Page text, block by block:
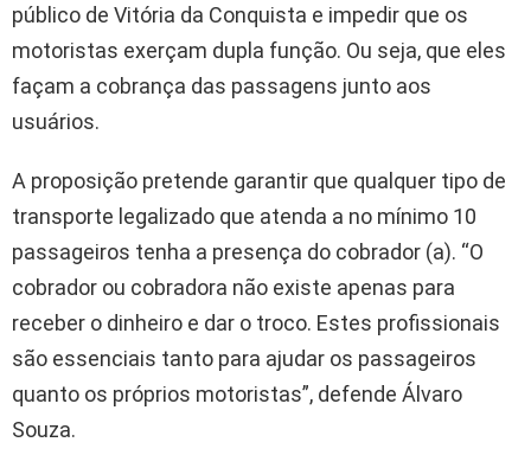
público de Vitória da Conquista e impedir que os
motoristas exerçam dupla função. Ou seja, que eles
façam a cobrança das passagens junto aos
usuários.
A proposição pretende garantir que qualquer tipo de
transporte legalizado que atenda a no mínimo 10
passageiros tenha a presença do cobrador (a). “O
cobrador ou cobradora não existe apenas para
receber o dinheiro e dar o troco. Estes profissionais
são essenciais tanto para ajudar os passageiros
quanto os próprios motoristas”, defende Álvaro
Souza.